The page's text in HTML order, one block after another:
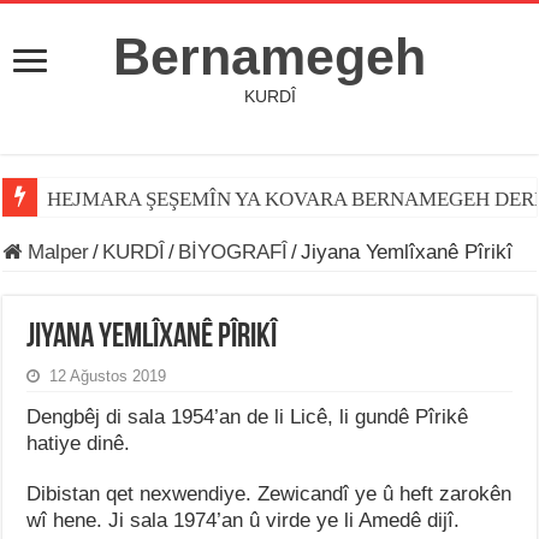
Bernamegeh
KURDÎ
HEJMARA ŞEŞEMÎN YA KOVARA BERNAMEGEH
Malper/ KURDÎ / BİYOGRAFÎ /Jiyana Yemlîxanê Pîrikî
Jiyana Yemlîxanê Pîrikî
12 Ağustos 2019
Dengbêj di sala 1954’an de li Licê, li gundê Pîrikê
hatiye dinê.
Dibistan qet nexwendiye. Zewicandî ye û heft zarokên
wî hene. Ji sala 1974’an û virde ye li Amedê dijî.